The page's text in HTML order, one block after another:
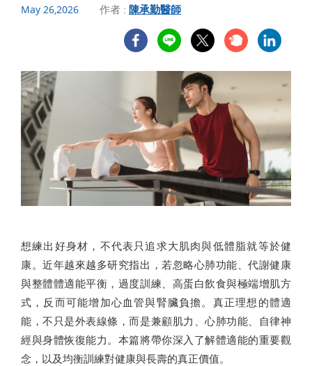
May 26,2026 作者 : 陳承勤醫師
想練出好身材，不代表只追求大肌肉與低體脂就等於健
康。近年越來越多研究指出，若忽略心肺功能、代謝健康
與整體體適能平衡，過度訓練、高蛋白飲食與極端增肌方
式，反而可能增加心血管與腎臟負擔。真正理想的體適
能，不只是外表線條，而是兼顧肌力、心肺功能、自律神
經與身體恢復能力。本篇將帶你深入了解體適能的重要觀
念，以及均衡訓練對健康與長壽的真正價值。